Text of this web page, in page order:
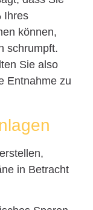
Ihres
können,
schrumpft.
Sie also
Entnahme zu
in Betracht